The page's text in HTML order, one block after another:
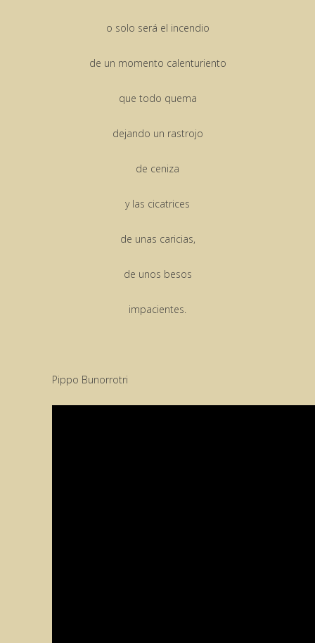
o solo será el incendio
de un momento calenturiento
que todo quema
dejando un rastrojo
de ceniza
y las cicatrices
de unas caricias,
de unos besos
impacientes.
Pippo Bunorrotri